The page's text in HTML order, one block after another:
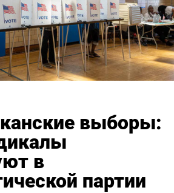
выборы:
в
партии